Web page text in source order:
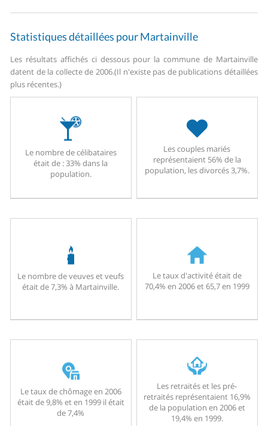
Statistiques détaillées pour Martainville
Les résultats affichés ci dessous pour la commune de Martainville
datent de la collecte de 2006.(Il n'existe pas de publications détaillées
plus récentes.)
Le nombre de célibataires
était de : 33% dans la
population.
Les couples mariés
représentaient 56% de la
population, les divorcés 3,7%.
Le nombre de veuves et veufs
était de 7,3% à Martainville.
Le taux d'activité était de
70,4% en 2006 et 65,7 en 1999
Le taux de chômage en 2006
était de 9,8% et en 1999 il était
de 7,4%
Les retraités et les pré-
retraités représentaient 16,9%
de la population en 2006 et
19,4% en 1999.